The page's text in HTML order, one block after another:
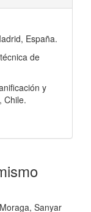
España.
de
y
Chile.
Sanyar